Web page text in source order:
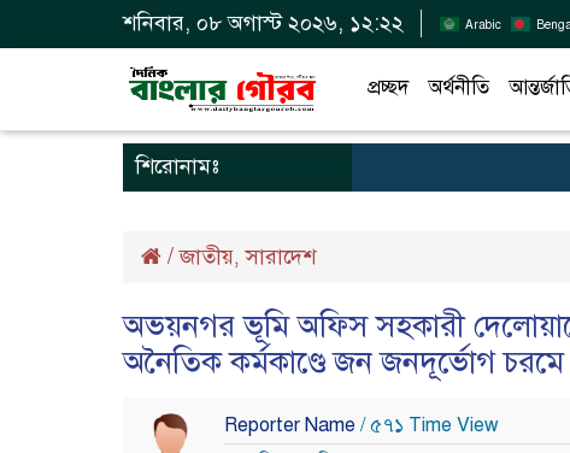
শনিবার, ০৮ অগাস্ট ২০২৬, ১২:২২ Arabic
প্রচ্ছদ অর্থনীতি
শিরোনামঃ
/জাতীয়,সারাদেশ
অভয়নগর ভূমি অফিস সহকারী
অনৈতিক কর্মকাণ্ডে জন জনদূর্ভোগ চরমে
Reporter Name / ৫৭১ Time View